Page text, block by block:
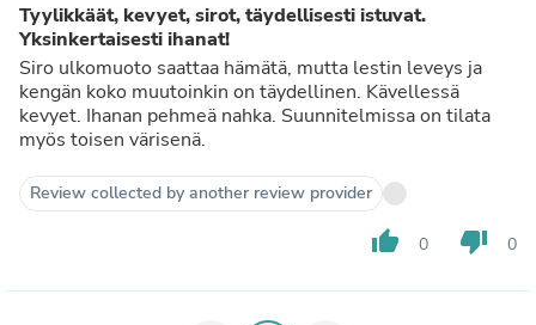
Tyylikkäät, kevyet, sirot, täydellisesti istuvat.
Yksinkertaisesti ihanat!
Siro ulkomuoto saattaa hämätä, mutta lestin leveys ja
kengän koko muutoinkin on täydellinen. Kävellessä
kevyet. Ihanan pehmeä nahka. Suunnitelmissa on tilata
myös toisen värisenä.
Review collected by another review provider
thumb_up 0 thumb_down 0